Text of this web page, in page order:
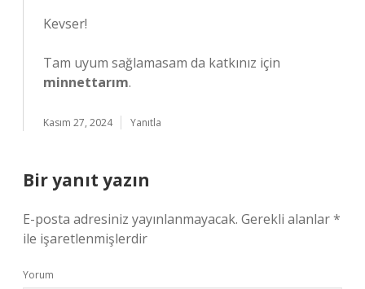
Kevser!
Tam uyum sağlamasam da katkınız için
minnettarım.
Kasım 27, 2024 Yanıtla
Bir yanıt yazın
E-posta adresiniz yayınlanmayacak. Gerekli alanlar*
ile işaretlenmişlerdir
Yorum